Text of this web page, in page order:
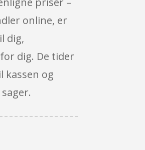
online, er
dig,
dig. De tider
kassen og